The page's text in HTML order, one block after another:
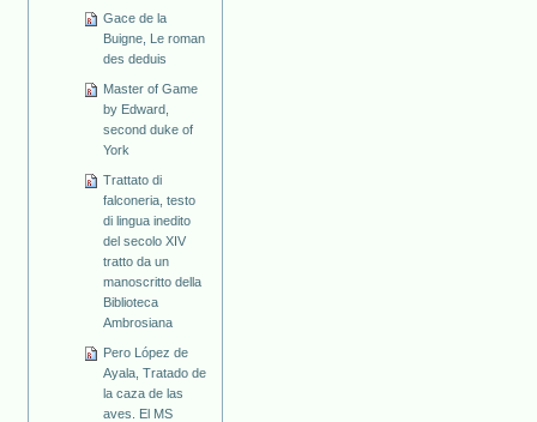
Gace de la
Buigne, Le roman
des deduis
Master of Game
by Edward,
second duke of
York
Trattato di
falconeria, testo
di lingua inedito
del secolo XIV
tratto da un
manoscritto della
Biblioteca
Ambrosiana
Pero López de
Ayala, Tratado de
la caza de las
aves. El MS